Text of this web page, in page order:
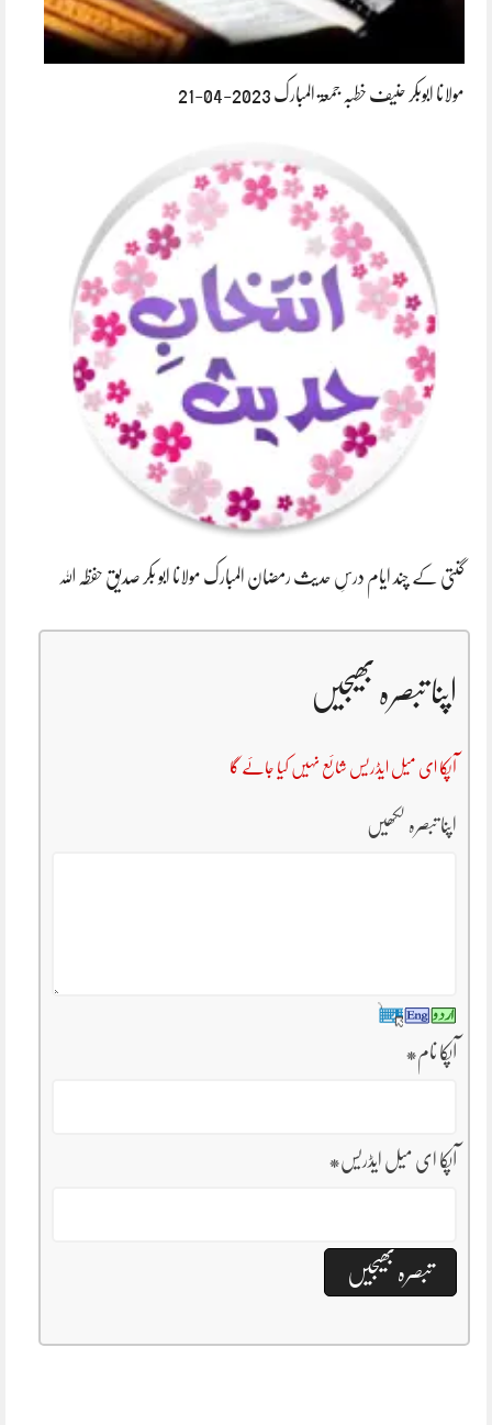
مولانا ابوبکر حنیف خطبہ جمعۃ المبارک 2023-04-21
گنتی کے چند ایام درسِ حدیث رمضان المبارک مولانا ابو بکر صدیق حفظہ اللہ
اپنا تبصرہ بھیجیں
آپکا ای میل ایڈریس شائع نہیں کیا جائے گا
اپنا تبصرہ لکھیں
آپکا نام*
آپکا ای میل ایڈریس*